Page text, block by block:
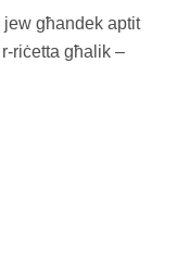
jew għandek aptit
riċetta għalik –